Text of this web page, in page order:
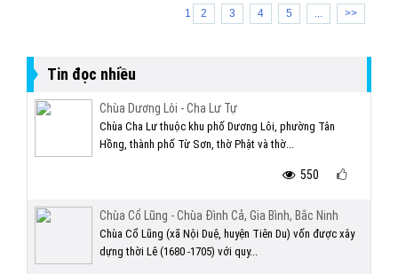
1 2 3 4 5 ... >>
Tin đọc nhiều
Chùa Dương Lôi - Cha Lư Tự
Chùa Cha Lư thuộc khu phố Dương Lôi, phường Tân
Hồng, thành phố Từ Sơn, thờ Phật và thờ...
550
Chùa Cổ Lũng - Chùa Đình Cả, Gia Bình, Bắc Ninh
Chùa Cổ Lũng (xã Nội Duệ, huyện Tiên Du) vốn được xây
dựng thời Lê (1680 -1705) với quy...